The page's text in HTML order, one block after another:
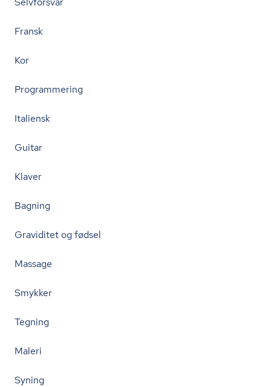
Fransk
Kor
Programmering
Italiensk
Guitar
Klaver
Bagning
Graviditet og fødsel
Massage
Smykker
Tegning
Maleri
Syning